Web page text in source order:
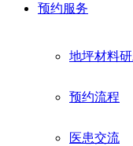
预约服务
地坪材料
预约流程
医患交流